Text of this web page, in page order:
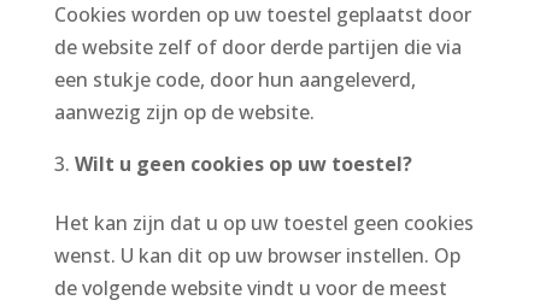
Cookies worden op uw toestel geplaatst door
de website zelf of door derde partijen die via
een stukje code, door hun aangeleverd,
aanwezig zijn op de website.
Wilt u geen cookies op uw toestel?
Het kan zijn dat u op uw toestel geen cookies
wenst. U kan dit op uw browser instellen. Op
de volgende website vindt u voor de meest